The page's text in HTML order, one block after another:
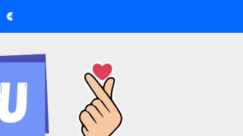
BTS boicotea los Grammy por nueva categoría asiática